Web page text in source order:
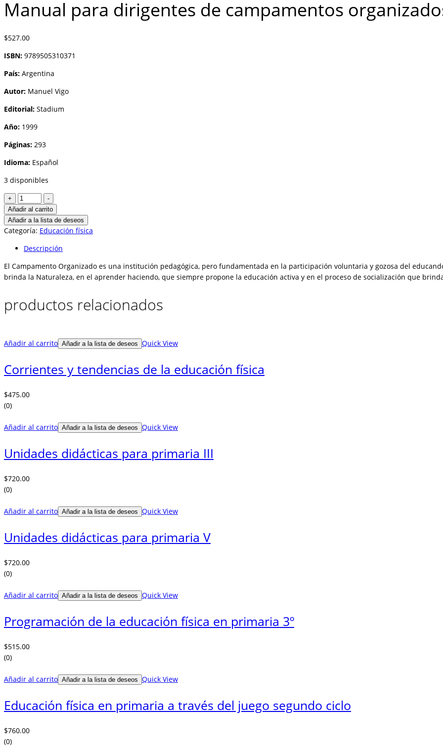
Manual para dirigentes de campamentos
$527.00
ISBN: 9789505310371
País: Argentina
Autor: Manuel Vigo
Editorial: Stadium
Año: 1999
Páginas: 293
Idioma: Español
3 disponibles
+
Manual
para
dirigentes
de
organizados
cantidad
-
Añadir al carrito
Añadir a la lista de deseos
Categoría: Educación física
Descripción
El Campamento Organizado es una institución pedagógica, pero fundamentada en la participación voluntaria y gozosa del
brinda la Naturaleza, en el aprender haciendo, que siempre propone la educación activa y en el proceso de socialización que
productos relacionados
Añadir al carrito Añadir a la lista de deseos Quick View
Corrientes y tendencias de la educación física
$475.00
(0)
Añadir al carrito Añadir a la lista de deseos Quick View
Unidades didácticas para primaria III
$720.00
(0)
Añadir al carrito Añadir a la lista de deseos Quick View
Unidades didácticas para primaria V
$720.00
(0)
Añadir al carrito Añadir a la lista de deseos Quick View
Programación de la educación física en primaria 3º
$515.00
(0)
Añadir al carrito Añadir a la lista de deseos Quick View
Educación física en primaria a través del juego segundo ciclo
$760.00
(0)